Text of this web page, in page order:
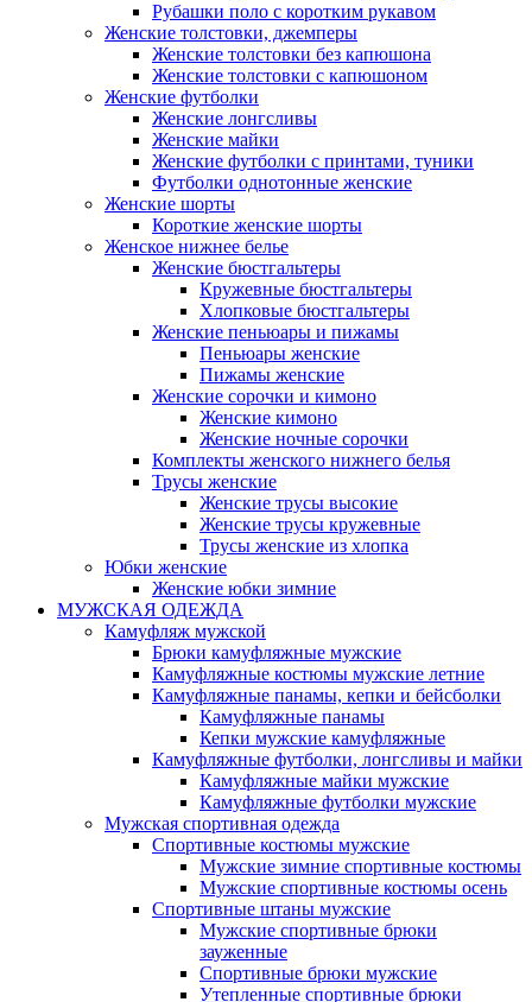
Рубашки поло с коротким рукавом
Женские толстовки, джемперы
Женские толстовки без капюшона
Женские толстовки с капюшоном
Женские футболки
Женские лонгсливы
Женские майки
Женские футболки с принтами, туники
Футболки однотонные женские
Женские шорты
Короткие женские шорты
Женское нижнее белье
Женские бюстгальтеры
Кружевные бюстгальтеры
Хлопковые бюстгальтеры
Женские пеньюары и пижамы
Пеньюары женские
Пижамы женские
Женские сорочки и кимоно
Женские кимоно
Женские ночные сорочки
Комплекты женского нижнего белья
Трусы женские
Женские трусы высокие
Женские трусы кружевные
Трусы женские из хлопка
Юбки женские
Женские юбки зимние
МУЖСКАЯ ОДЕЖДА
Камуфляж мужской
Брюки камуфляжные мужские
Камуфляжные костюмы мужские летние
Камуфляжные панамы, кепки и бейсболки
Камуфляжные панамы
Кепки мужские камуфляжные
Камуфляжные футболки, лонгсливы и майки
Камуфляжные майки мужские
Камуфляжные футболки мужские
Мужская спортивная одежда
Спортивные костюмы мужские
Мужские зимние спортивные костюмы
Мужские спортивные костюмы осень
Спортивные штаны мужские
Мужские спортивные брюки
зауженные
Спортивные брюки мужские
Утепленные спортивные брюки